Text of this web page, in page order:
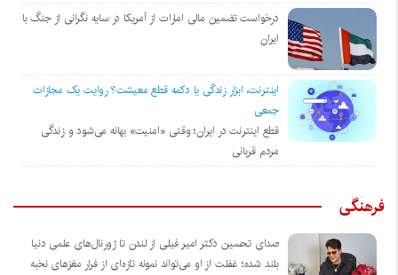
درخواست تضمین مالی امارات از آمریکا در سایه نگرانی از جنگ با
ایران
اینترنت، ابزار زندگی یا دکمه قطع معیشت؟ روایت یک مجازات
جمعی
قطع اینترنت در ایران؛ وقتی «امنیت» بهانه می‌شود و زندگی
مردم قربانی
فرهنگی
صدای تحسین دکتر امیر فیلی از لندن تا ژورنال‌های علمی دنیا
بلند شده؛ غفلت از او می‌تواند نمونه تازه‌ای از فرار مغزهای نخبه